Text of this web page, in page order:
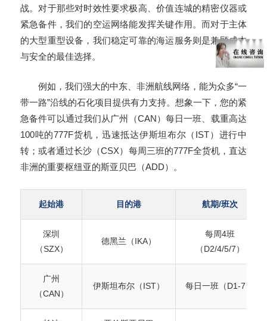
战。对于那些对时效性要求极高、价值连城的精密仪器或
紧急备件，我们的空运网络能发挥关键作用。而对于主体
的大型重型设备，我们稳定可靠的海运服务则是兼顾成本
与安全的最佳选择。
例如，我们强大的中东、非洲航线网络，能为众多“一
带一路”沿线的石化项目提供有力支持。想象一下，您的紧
急备件可以通过我们从广州（CAN）每日一班、载重高达
100吨的777F货机，迅速抵达伊斯坦布尔（IST）进行中
转；或者通过长沙（CSX）每周三班的777F全货机，直达
非洲的重要枢纽亚的斯亚贝巴（ADD）。
起始港 目的港 航期/班次
深圳
（SZX）
德黑兰（IKA）
每周4班
（D2/4/5/7）
广州
（CAN）
伊斯坦布尔（IST） 每日一班（D1-7）